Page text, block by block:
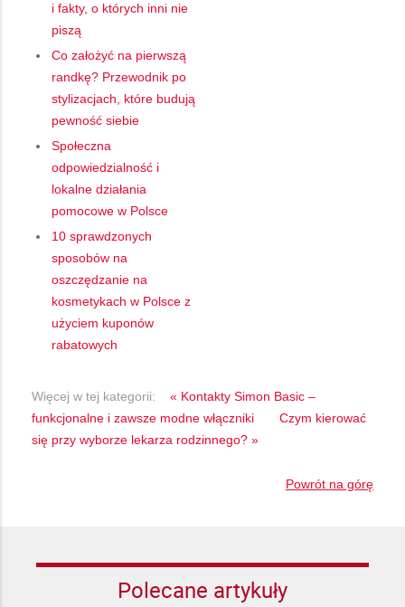
i fakty, o których inni nie
piszą
Co założyć na pierwszą
randkę? Przewodnik po
stylizacjach, które budują
pewność siebie
Społeczna
odpowiedzialność i
lokalne działania
pomocowe w Polsce
10 sprawdzonych
sposobów na
oszczędzanie na
kosmetykach w Polsce z
użyciem kuponów
rabatowych
Więcej w tej kategorii:
« Kontakty Simon Basic –
funkcjonalne i zawsze modne włączniki
Czym kierować
się przy wyborze lekarza rodzinnego? »
Powrót na górę
Polecane artykuły